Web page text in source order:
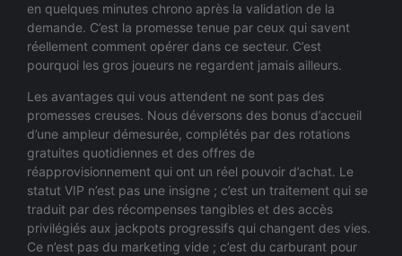
en quelques minutes chrono après la validation de la
demande. C’est la promesse tenue par ceux qui savent
réellement comment opérer dans ce secteur. C’est
pourquoi les gros joueurs ne regardent jamais ailleurs.
Les avantages qui vous attendent ne sont pas des
promesses creuses. Nous déversons des bonus d’accueil
d’une ampleur démesurée, complétés par des rotations
gratuites quotidiennes et des offres de
réapprovisionnement qui ont un réel pouvoir d’achat. Le
statut VIP n’est pas une insigne ; c’est un traitement qui se
traduit par des récompenses tangibles et des accès
privilégiés aux jackpots progressifs qui changent des vies.
Ce n’est pas du marketing vide ; c’est du carburant pour